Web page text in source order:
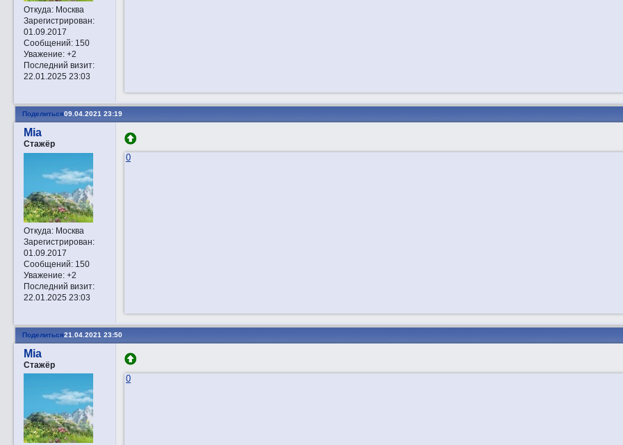
Откуда:Москва
Зарегистрирован:
01.09.2017
Сообщений:150
Уважение: +2
Последний визит:
22.01.2025 23:03
Поделиться09.04.2021 23:19
Mia
Стажёр
Откуда:Москва
Зарегистрирован:
01.09.2017
Сообщений:150
Уважение: +2
Последний визит:
22.01.2025 23:03
0
Поделиться21.04.2021 23:50
Mia
Стажёр
0